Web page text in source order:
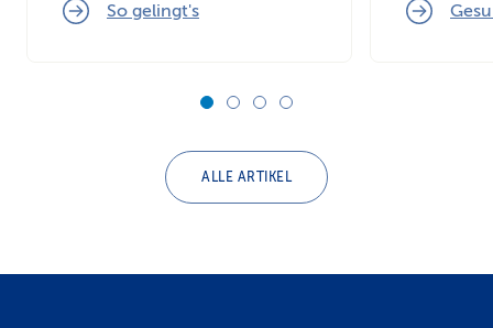
So gelingt's
ALLE ARTIKEL